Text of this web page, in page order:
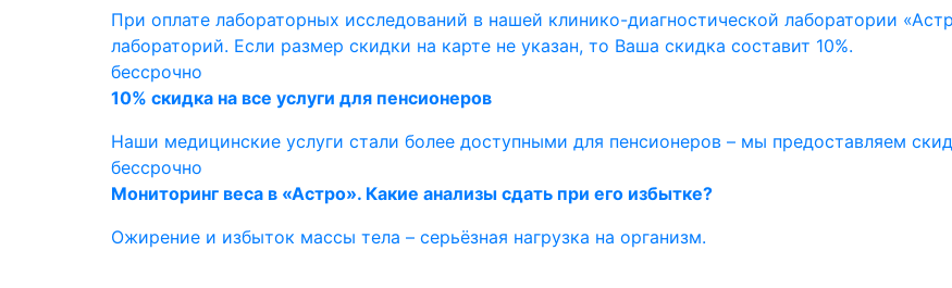
При оплате лабораторных исследований в нашей клинико-диагностической лаборатории
лабораторий. Если размер скидки на карте не указан, то Ваша скидка составит 10%.
бессрочно
10% скидка на все услуги для пенсионеров
Наши медицинские услуги стали более доступными для пенсионеров – мы предоставляем
бессрочно
Мониторинг веса в «Астро». Какие анализы сдать при его избытке?
Ожирение и избыток массы тела – серьёзная нагрузка на организм.